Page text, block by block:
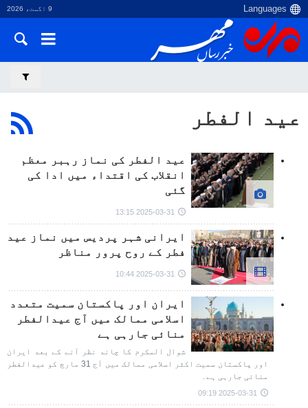
9 اگست، 2026
عید الفطر
عید الفطر کی نماز رہبر معظم
انقلاب کی اقتداء میں ادا کی
گئی
2025-03-31 13:15
ایرانی شہر پردیس میں نماز عید
فطر کے روح پرور مناظر
2025-03-31 10:44
ایران اور پاکستان سمیت متعدد
اسلامی ممالک میں آج عیدالفطر
منائی جارہی ہے
شوال المکرم کا چاند نظر آنے کے بعد ایران
اور پاکستان سمیت اکثر اسلامی ممالک میں آج 31 مارچ کو عیدالفطر
منائی جارہی ہے۔
2025-03-31 09:19